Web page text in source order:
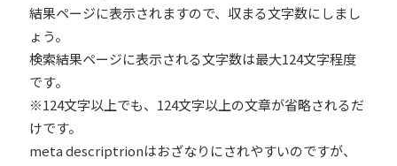
結果ページに表示されますので、収まる文字数にしまし
ょう。
検索結果ページに表示される文字数は最大124文字程度
です。
※124文字以上でも、124文字以上の文章が省略されるだ
けです。
meta descriptrionはおざなりにされやすいのですが、